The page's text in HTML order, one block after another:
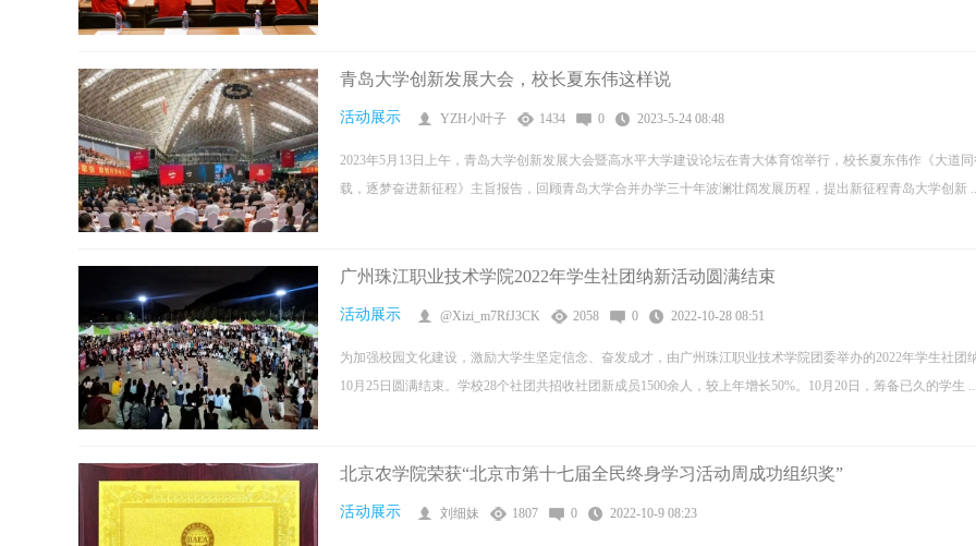
青岛大学创新发展大会，校长夏东伟这样说
活动展示 YZH小叶子 1434 0 2023-5-24 08:48
2023年5月13日上午，青岛大学创新发展大会暨高水平大学建设论坛在青大体育馆举行，校长夏东伟作《大道
载，逐梦奋进新征程》主旨报告，回顾青岛大学合并办学三十年波澜壮阔发展历程，提出新征程青岛大学创
广州珠江职业技术学院2022年学生社团纳新活动圆满结束
活动展示 @Xizi_m7RfJ3CK 2058 0 2022-10-28 08:51
为加强校园文化建设，激励大学生坚定信念、奋发成才，由广州珠江职业技术学院团委举办的2022年学生社团
10月25日圆满结束。学校28个社团共招收社团新成员1500余人，较上年增长50%。10月20日，筹备已久的学
北京农学院荣获“北京市第十七届全民终身学习活动周成功组织奖”
活动展示 刘细妹 1807 0 2022-10-9 08:23